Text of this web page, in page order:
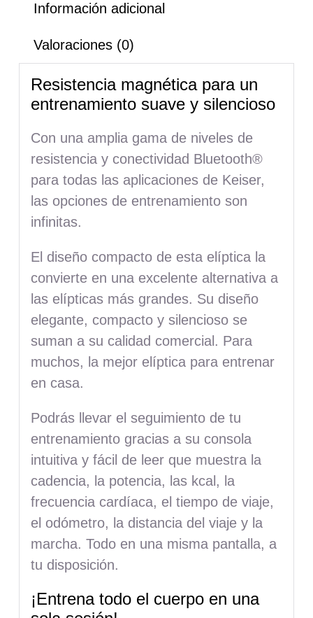
Información adicional
Valoraciones (0)
Resistencia magnética para un
entrenamiento suave y silencioso
Con una amplia gama de niveles de
resistencia y conectividad Bluetooth®
para todas las aplicaciones de Keiser,
las opciones de entrenamiento son
infinitas.
El diseño compacto de esta elíptica la
convierte en una excelente alternativa a
las elípticas más grandes. Su diseño
elegante, compacto y silencioso se
suman a su calidad comercial. Para
muchos, la mejor elíptica para entrenar
en casa.
Podrás llevar el seguimiento de tu
entrenamiento gracias a su consola
intuitiva y fácil de leer que muestra la
cadencia, la potencia, las kcal, la
frecuencia cardíaca, el tiempo de viaje,
el odómetro, la distancia del viaje y la
marcha. Todo en una misma pantalla, a
tu disposición.
¡Entrena todo el cuerpo en una